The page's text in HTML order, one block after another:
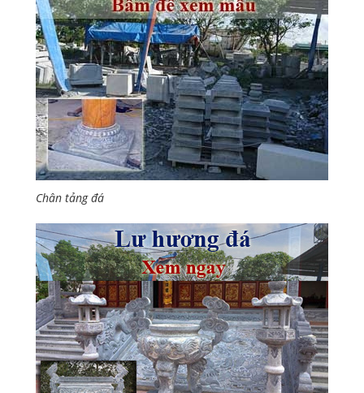
Chân tảng đá